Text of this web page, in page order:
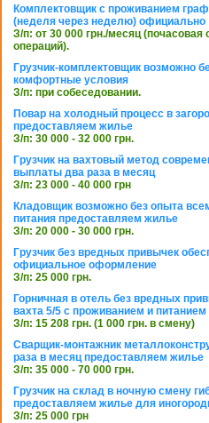
Комплектовщик с проживанием
(неделя через неделю) официально
З/п: от 30 000 грн./месяц (почасовая
операций).
Грузчик-комплектовщик возможно
комфортные условия
З/п: при собеседовании.
Повар на холодный процесс в
предоставляем жилье
З/п: 30 000 - 32 000 грн.
Грузчик на вахтовый метод
выплаты два раза в месяц
З/п: 23 000 - 40 000 грн
Кладовщик возможно без опыта
питания предоставляем жилье
З/п: 20 000 - 30 000 грн.
Грузчик без вредных привычек
официальное оформление
З/п: 25 000 грн.
Горничная в отель без вредных
вахта 5/5 с проживанием и питанием
З/п: 15 208 грн. (1 000 грн. в смену)
Сварщик-монтажник
раза в месяц предоставляем жилье
З/п: 35 000 - 70 000 грн.
Грузчик на склад в ночную смену
предоставляем жилье для
З/п: 25 000 грн